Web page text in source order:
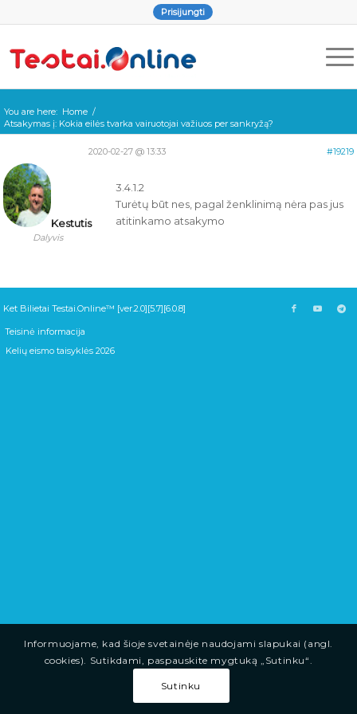
Prisijungti
You are here: Home /
Atsakymas į: Kokia eilės tvarka vairuotojai važiuos per sankryžą?
2020-02-27 @ 13:33 #19219
Kestutis
Dalyvis
3.4.1.2
Turėtų būt nes, pagal ženklinimą nėra pas jus
atitinkamo atsakymo
Ket Bilietai Testai.Online™ [ver.2.0][5.7][6.0.8]
Teisinė informacija
Kelių eismo taisyklės 2026
Informuojame, kad šioje svetainėje naudojami slapukai (angl.
cookies). Sutikdami, paspauskite mygtuką „Sutinku“.
Sutinku